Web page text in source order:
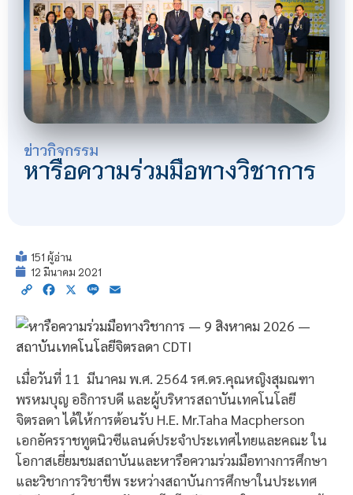
ข่าวกิจกรรม
หารือความร่วมมือทางวิชาการ
151 ผู้อ่าน
12 มีนาคม 2021
Copy Facebook
X Line
เมื่อวันที่ 11 มีนาคม พ.ศ. 2564 รศ.ดร.คุณหญิงสุมณฑา
พรหมบุญ อธิการบดี และผู้บริหารสถาบันเทคโนโลยี
จิตรลดา ได้ให้การต้อนรับ H.E. Mr.Taha Macpherson
เอกอัครราชทูตนิวซีแลนด์ประจำประเทศไทยและคณะ ใน
โอกาสเยี่ยมชมสถาบันและหารือความร่วมมือทางการศึกษา
และวิชาการวิชาชีพ ระหว่างสถาบันการศึกษาในประเทศ